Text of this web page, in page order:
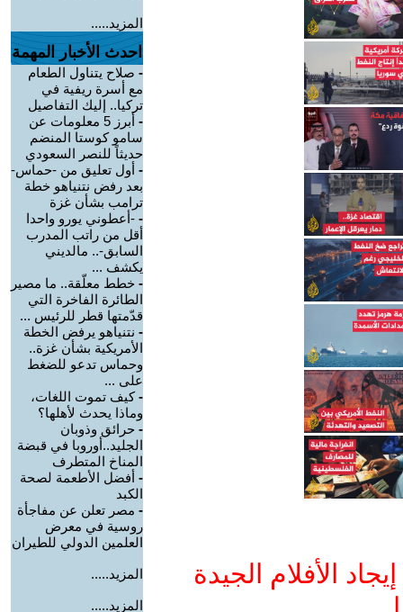
الأفلام الجيدة
المزيد.....
احدث الأخبار المهمة
- صلاح يتناول الطعام
مع أسرة ريفية في
تركيا.. إليك التفاصيل
-
أبرز 5 معلومات عن
سامو كوستا المنضم
حديثاً للنصر السعودي
- أول تعليق من -حماس-
بعد رفض نتنياهو خطة
ترامب بشأن غزة
- -أعطوني يورو واحدا
أقل من راتب المدرب
السابق-.. مالديني
يكشف ...
- خطط معلّقة.. ما مصير
الطائرة الفاخرة التي
قدّمتها قطر للرئيس ...
- نتنياهو يرفض الخطة
الأمريكية بشأن غزة..
وحماس تدعو للضغط
على ...
-كيف تموت اللغات،
وماذا يحدث لأهلها؟
- حرائق وذوبان
الجليد..أوروبا في قبضة
المناخ المتطرف
- أفضل الأطعمة لصحة
الكبد
- مصر تعلن عن مفاجأة
روسية في معرض
العلمين الدولي للطيران
المزيد.....
المزيد.....